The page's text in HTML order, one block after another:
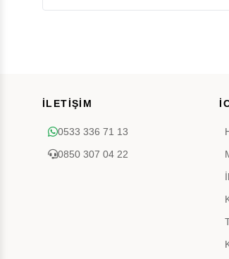
İLETİŞİM
0533 336 71 13
0850 307 04 22